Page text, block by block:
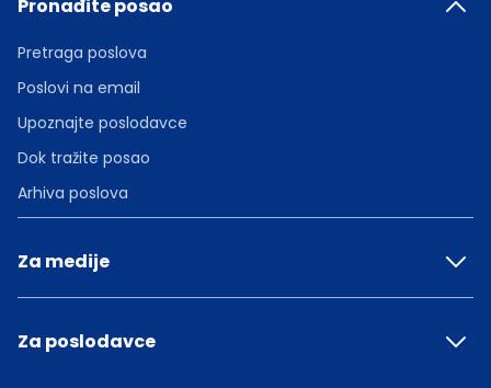
Pronađite posao
Pretraga poslova
Poslovi na email
Upoznajte poslodavce
Dok tražite posao
Arhiva poslova
Za medije
Za poslodavce